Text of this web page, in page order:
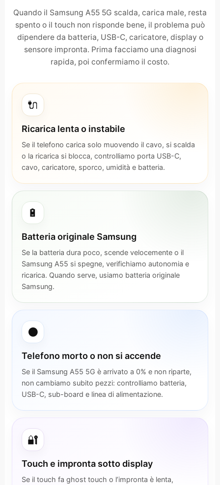
Quando il Samsung A55 5G scalda, carica male, resta
spento o il touch non risponde bene, il problema può
dipendere da batteria, USB-C, caricatore, display o
sensore impronta. Prima facciamo una diagnosi
rapida, poi confermiamo il costo.
🔌
Ricarica lenta o instabile
Se il telefono carica solo muovendo il cavo, si scalda
o la ricarica si blocca, controlliamo porta USB-C,
cavo, caricatore, sporco, umidità e batteria.
🔋
Batteria originale Samsung
Se la batteria dura poco, scende velocemente o il
Samsung A55 si spegne, verifichiamo autonomia e
ricarica. Quando serve, usiamo batteria originale
Samsung.
⚫
Telefono morto o non si accende
Se il Samsung A55 5G è arrivato a 0% e non riparte,
non cambiamo subito pezzi: controlliamo batteria,
USB-C, sub-board e linea di alimentazione.
🔐
Touch e impronta sotto display
Se il touch fa ghost touch o l’impronta è lenta,